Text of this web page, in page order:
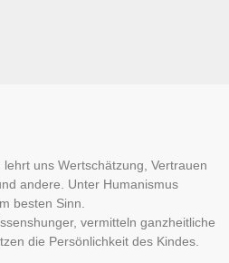
uns Wertschätzung, Vertrauen
andere. Unter Humanismus
besten Sinn.
vermitteln ganzheitliche
die Persönlichkeit des Kindes.